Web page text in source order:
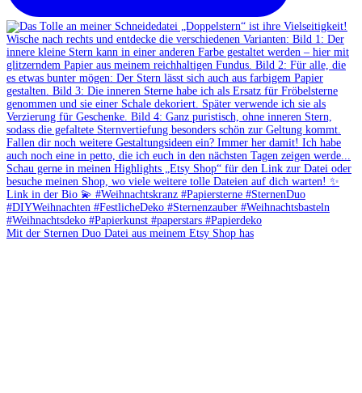
Mit der Sternen Duo Datei aus meinem Etsy Shop has